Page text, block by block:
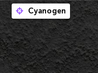
Cyanogen